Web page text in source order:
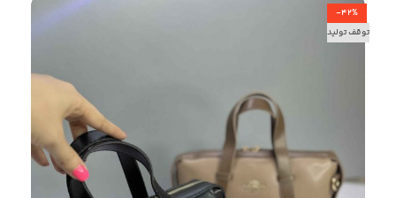
-42%
توقف تولید